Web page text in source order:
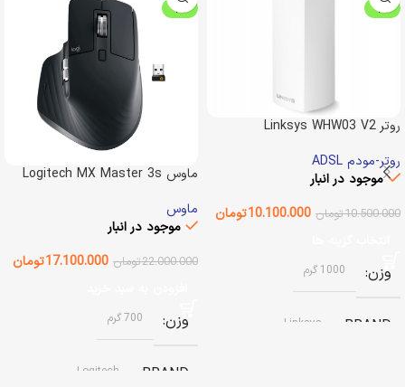
ویژه
روتر Linksys WHW03 V2
روتر-مودم ADSL
موجود در انبار
10.500.000تومان 10.100.000تومان
وزن 1000 گرم
BRAND
Linksys
ویژه
ماوس Logitech MX Master 3s
ماوس
موجود در انبار
22.000.000تومان 17.100.000تومان
وزن 700 گرم
BRAND
Logitech